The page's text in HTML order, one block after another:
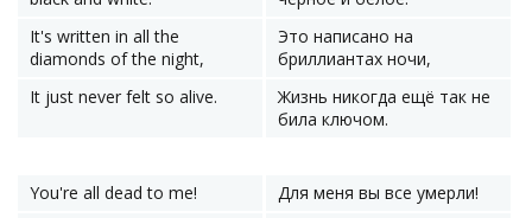
It's written in all the
diamonds of the night,
Это написано на
бриллиантах ночи,
It just never felt so alive.
Жизнь никогда ещё так не
била ключом.
You're all dead to me!
Для меня вы все умерли!